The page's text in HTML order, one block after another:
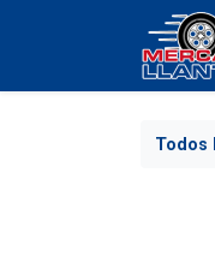
Todos